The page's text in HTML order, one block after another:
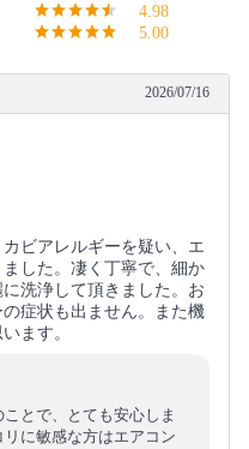
4.98
5.00
2026/07/16
ビアレルギーを疑い、エ
した。凄く丁寧で、細か
洗浄して頂きました。お
症状も出ません。また機
ます。
とで、とても安心しま
に敏感な方はエアコン